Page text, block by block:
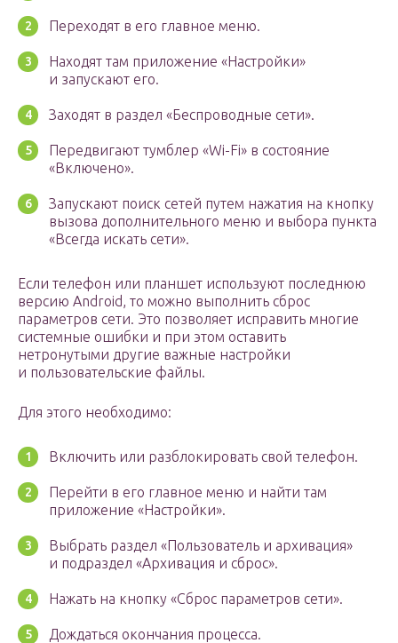
Переходят в его главное меню.
Находят там приложение «Настройки»
и запускают его.
Заходят в раздел «Беспроводные сети».
Передвигают тумблер «Wi-Fi» в состояние
«Включено».
Запускают поиск сетей путем нажатия на кнопку
вызова дополнительного меню и выбора пункта
«Всегда искать сети».
Если телефон или планшет используют последнюю
версию Android, то можно выполнить сброс
параметров сети. Это позволяет исправить многие
системные ошибки и при этом оставить
нетронутыми другие важные настройки
и пользовательские файлы.
Для этого необходимо:
Включить или разблокировать свой телефон.
Перейти в его главное меню и найти там
приложение «Настройки».
Выбрать раздел «Пользователь и архивация»
и подраздел «Архивация и сброс».
Нажать на кнопку «Сброс параметров сети».
Дождаться окончания процесса.